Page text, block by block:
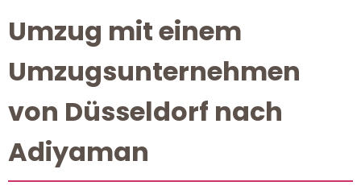
Umzug mit einem
Umzugsunternehmen
von Düsseldorf nach
Adiyaman